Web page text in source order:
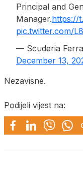
Principal and
Manager.https://
pic.twitter.com/
— Scuderia
December 13,
Nezavisne.
Podijeli vijest na: